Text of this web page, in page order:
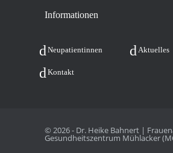
Infor­ma­tio­nen
Neu­pa­ti­en­tin­nen Aktu­el­les
Kon­takt
© 2026 - Dr. Heike Bahnert |
Gesundheitszentrum Mühlacker